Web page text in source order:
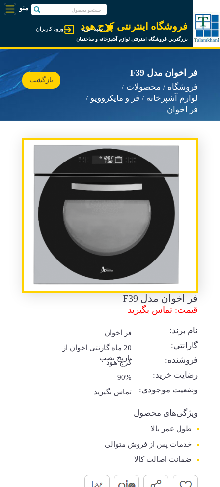
فروشگاه اینترنتی کرج هود
بزرگترین فروشگاه اینترنتی لوازم آشپزخانه و ساختمان
ورود کاربران سبد خرید
فر اخوان مدل F39
فروشگاه
محصولات
لوازم آشپزخانه
فر و مایکروویو
فر اخوان
بازگشت
فر اخوان مدل F39
قیمت: تماس بگیرید
نام برند: فر اخوان
گارانتی:
20 ماه گارنتی اخوان از
تاریخ نصب
فروشنده: کرج هود
رضایت خرید: 90%
وضعیت موجودی: تماس بگیرید
ویژگی‌های محصول
طول عمر بالا
خدمات پس از فروش متوالی
ضمانت اصالت کالا